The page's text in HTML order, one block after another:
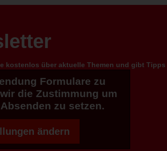
kostenlos über aktuelle Themen und gibt
Formulare zu
die Zustimmung um
zu setzen.
ändern